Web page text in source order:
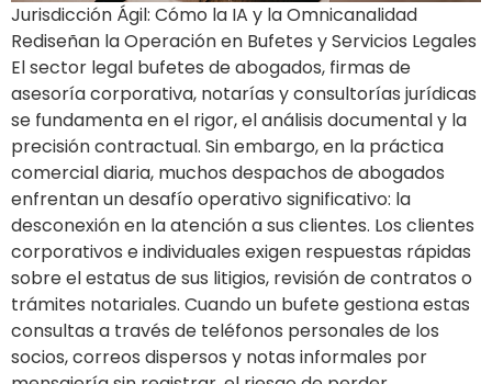
Jurisdicción Ágil: Cómo la IA y la Omnicanalidad
Rediseñan la Operación en Bufetes y Servicios Legales
El sector legal bufetes de abogados, firmas de
asesoría corporativa, notarías y consultorías jurídicas
se fundamenta en el rigor, el análisis documental y la
precisión contractual. Sin embargo, en la práctica
comercial diaria, muchos despachos de abogados
enfrentan un desafío operativo significativo: la
desconexión en la atención a sus clientes. Los clientes
corporativos e individuales exigen respuestas rápidas
sobre el estatus de sus litigios, revisión de contratos o
trámites notariales. Cuando un bufete gestiona estas
consultas a través de teléfonos personales de los
socios, correos dispersos y notas informales por